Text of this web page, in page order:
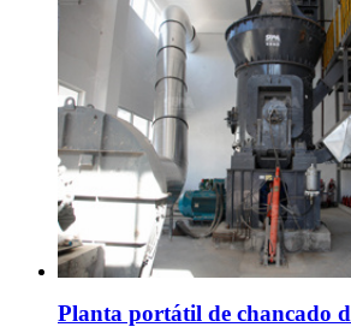
Planta portátil de chancado